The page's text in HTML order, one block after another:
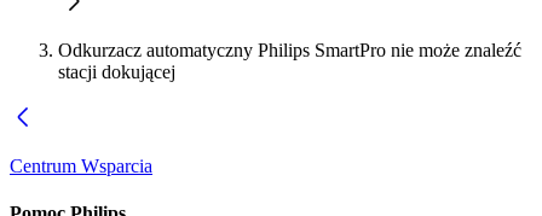
Odkurzacz automatyczny Philips SmartPro nie może znaleźć
stacji dokującej
Centrum Wsparcia